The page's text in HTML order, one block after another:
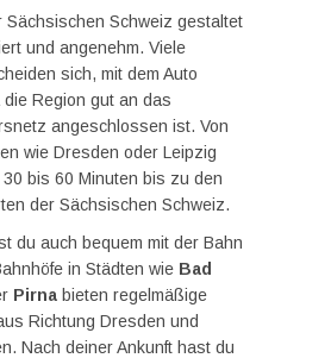
Sächsischen Schweiz gestaltet
und angenehm. Viele
sich, mit dem Auto
Region gut an das
angeschlossen ist. Von
wie Dresden oder Leipzig
bis 60 Minuten bis zu den
der Sächsischen Schweiz.
du auch bequem mit der Bahn
in Städten wie Bad
Pirna bieten regelmäßige
Richtung Dresden und
Nach deiner Ankunft hast du